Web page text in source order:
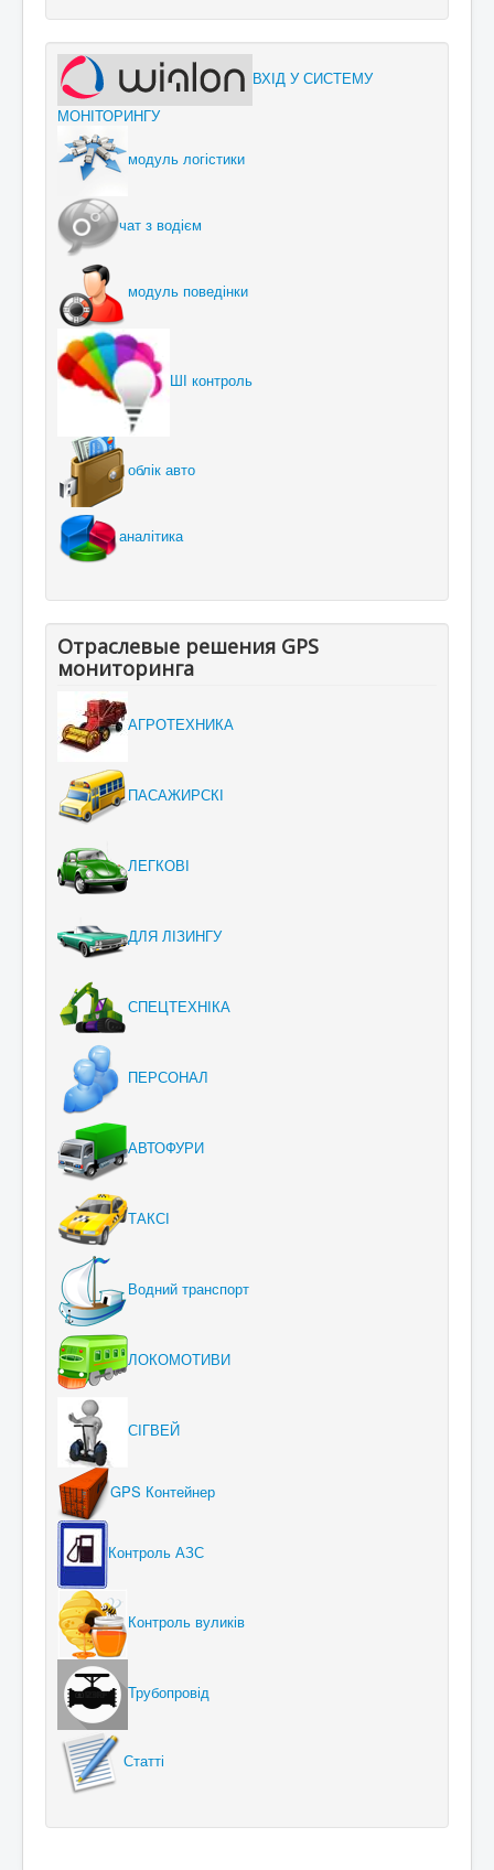
ВХІД У СИСТЕМУ
МОНІТОРИНГУ
модуль логістики
чат з водієм
модуль поведінки
ШІ контроль
облік авто
аналітика
Отраслевые решения GPS
мониторинга
АГРОТЕХНИКА
ПАСАЖИРСКІ
ЛЕГКОВІ
ДЛЯ ЛІЗИНГУ
СПЕЦТЕХНІКА
ПЕРСОНАЛ
АВТОФУРИ
ТАКСІ
Водний транспорт
ЛОКОМОТИВИ
СІГВЕЙ
GPS Контейнер
Контроль АЗС
Контроль вуликів
Трубопровід
Статті